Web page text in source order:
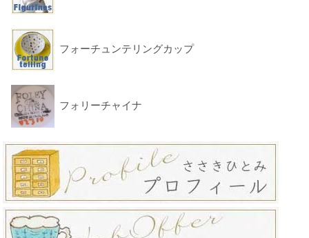
フォーチュンテリングカップ
フォリーチャイナ